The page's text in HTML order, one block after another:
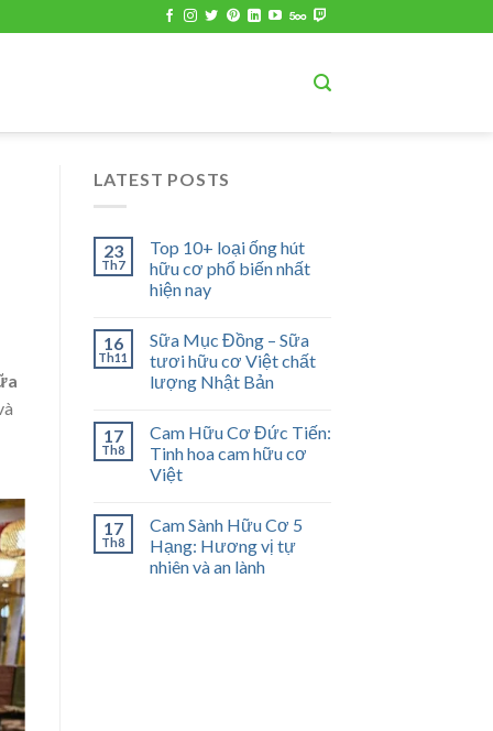
LATEST POSTS
23
Th7
Top 10+ loại ống hút
hữu cơ phổ biến nhất
hiện nay
16
Th11
Sữa Mục Đồng – Sữa
tươi hữu cơ Việt chất
lượng Nhật Bản
17
Th8
Cam Hữu Cơ Đức Tiến:
Tinh hoa cam hữu cơ
Việt
17
Th8
Cam Sành Hữu Cơ 5
Hạng: Hương vị tự
nhiên và an lành